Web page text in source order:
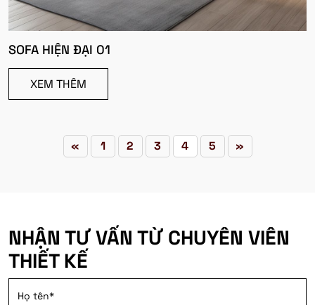
SOFA HIỆN ĐẠI 01
XEM THÊM
« 1 2 3 4 5 »
NHẬN TƯ VẤN TỪ CHUYÊN VIÊN
THIẾT KẾ